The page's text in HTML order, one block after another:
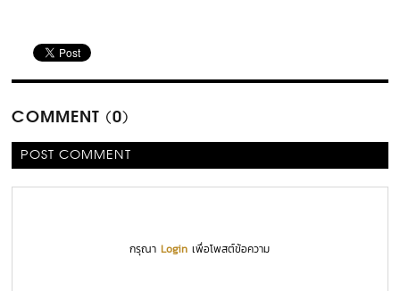
COMMENT (0)
POST COMMENT
กรุณาLogin เพื่อโพสต์ข้อความ